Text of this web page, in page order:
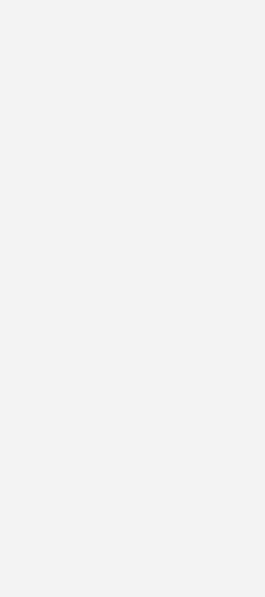
in Sonneberg, fallen zu
zusätzlich 13,00 EUR an
fallen zu den
30,00 EUR an
Vertreter für